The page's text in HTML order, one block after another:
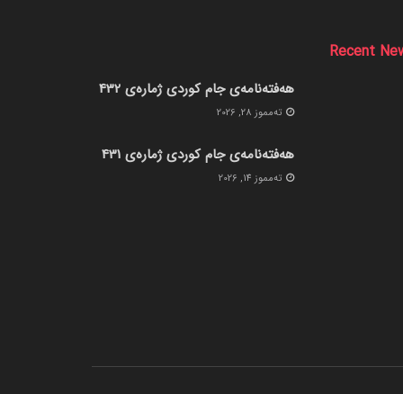
Recent
هەفتەنامەی جام کوردی ژمارەی 432
ته‌مموز 28, 2026
هەفتەنامەی جام کوردی ژمارەی 431
ته‌مموز 14, 2026